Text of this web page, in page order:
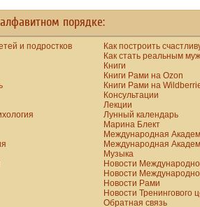
порядке:
и подростков
Как построить
Как стать реальным
Книги
Книги Рами на Ozon
Книги Рами на
Консультации
Лекции
Лунный календарь
Марина Блект
Международная
Международная
Музыка
Новости
Новости
Новости Рами
Новости Тренингового
Обратная связь